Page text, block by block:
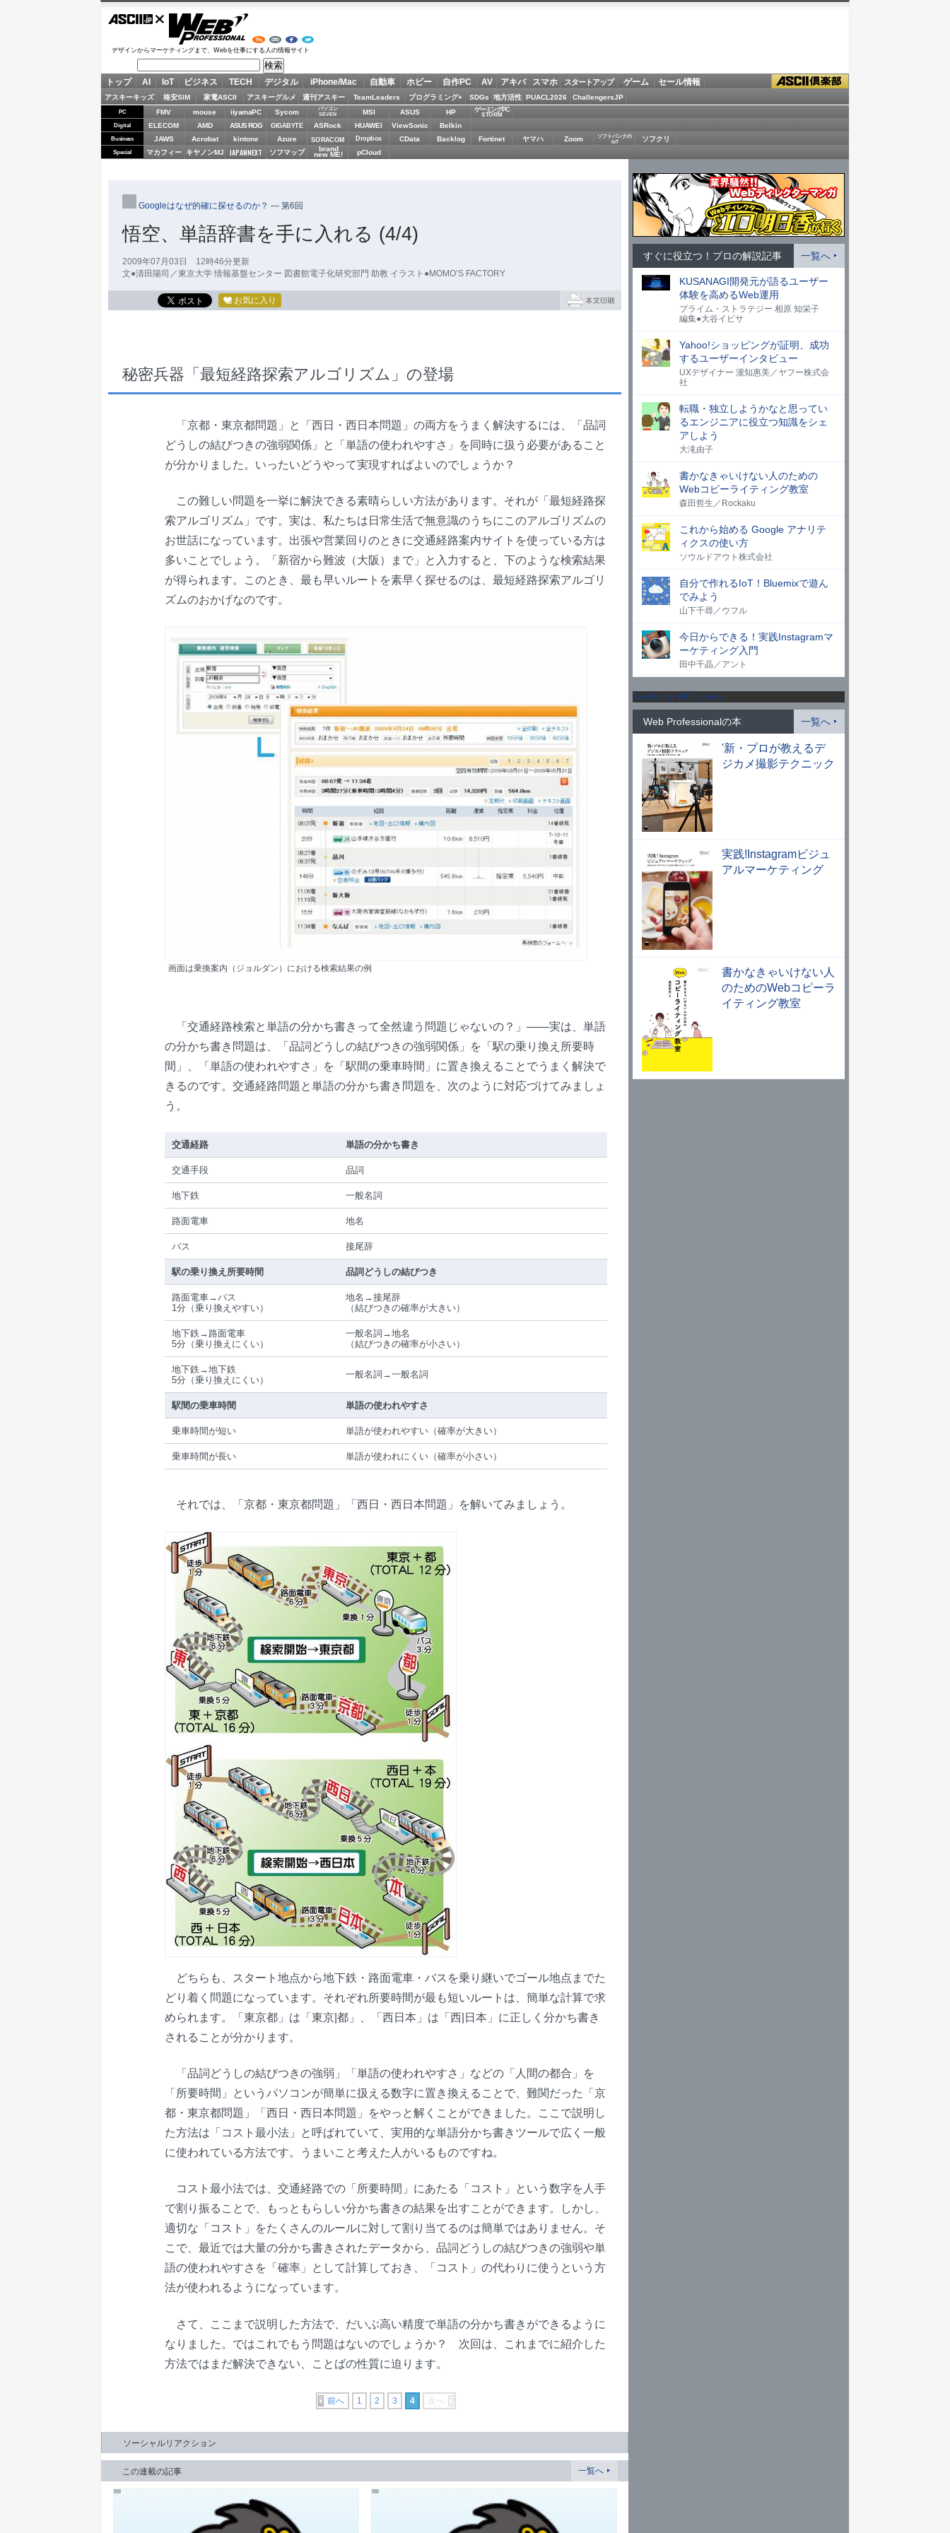
Web Professional
デザインからマーケティングまで、Webを仕事にする人の情報サイト
トップ AI IoT ビジネス TECH デジタル iPhone/Mac 自動車 ホビー 自作PC AV アキバ スマホ スタートアップ ゲーム セール情報
アスキーキッズ 格安SIM 家電ASCII アスキーグルメ 週刊アスキー TeamLeaders プログラミング+ SDGs 地方活性 PUACL2026 ChallengersJP
PC FMV mouse iiyamaPC Sycom
パソコン
SEVEN
MSI ASUS HP ゲーミングPC
STORM
Digital ELECOM AMD ASUS ROG GIGABYTE ASRock HUAWEI ViewSonic Belkin
Business JAWS Acrobat kintone Azure SORACOM Dropbox CData Backlog Fortinet ヤマハ Zoom
ソフトバンクの
IoT
ソフクリ
Special マカフィー キヤノンMJ JAPANNEXT ソフマップ brand
new ME! pCloud
Googleはなぜ的確に探せるのか？ ― 第6回
悟空、単語辞書を手に入れる (4/4)
2009年07月03日 12時46分更新
文●清田陽司／東京大学 情報基盤センター 図書館電子化研究部門 助教 イラスト●MOMO’S FACTORY
お気に入り
秘密兵器「最短経路探索アルゴリズム」の登場
「京都・東京都問題」と「西日・西日本問題」の両方をうまく解決するには、「品詞
どうしの結びつきの強弱関係」と「単語の使われやすさ」を同時に扱う必要があること
が分かりました。いったいどうやって実現すればよいのでしょうか？
この難しい問題を一挙に解決できる素晴らしい方法があります。それが「最短経路探
索アルゴリズム」です。実は、私たちは日常生活で無意識のうちにこのアルゴリズムの
お世話になっています。出張や営業回りのときに交通経路案内サイトを使っている方は
多いことでしょう。「新宿から難波（大阪）まで」と入力すると、下のような検索結果
が得られます。このとき、最も早いルートを素早く探せるのは、最短経路探索アルゴリ
ズムのおかげなのです。
画面は乗換案内（ジョルダン）における検索結果の例
「交通経路検索と単語の分かち書きって全然違う問題じゃないの？」――実は、単語
の分かち書き問題は、「品詞どうしの結びつきの強弱関係」を「駅の乗り換え所要時
間」、「単語の使われやすさ」を「駅間の乗車時間」に置き換えることでうまく解決で
きるのです。交通経路問題と単語の分かち書き問題を、次のように対応づけてみましょ
う。
交通経路 単語の分かち書き
交通手段 品詞
地下鉄 一般名詞
路面電車 地名
バス 接尾辞
駅の乗り換え所要時間 品詞どうしの結びつき
路面電車→バス
1分（乗り換えやすい）
地名→接尾辞
（結びつきの確率が大きい）
地下鉄→路面電車
5分（乗り換えにくい）
一般名詞→地名
（結びつきの確率が小さい）
地下鉄→地下鉄
5分（乗り換えにくい）
一般名詞→一般名詞
駅間の乗車時間 単語の使われやすさ
乗車時間が短い 単語が使われやすい（確率が大きい）
乗車時間が長い 単語が使われにくい（確率が小さい）
それでは、「京都・東京都問題」「西日・西日本問題」を解いてみましょう。
どちらも、スタート地点から地下鉄・路面電車・バスを乗り継いでゴール地点までた
どり着く問題になっています。それぞれ所要時間が最も短いルートは、簡単な計算で求
められます。「東京都」は「東京|都」、「西日本」は「西|日本」に正しく分かち書き
されることが分かります。
「品詞どうしの結びつきの強弱」「単語の使われやすさ」などの「人間の都合」を
「所要時間」というパソコンが簡単に扱える数字に置き換えることで、難関だった「京
都・東京都問題」「西日・西日本問題」をやっと解くことができました。ここで説明し
た方法は「コスト最小法」と呼ばれていて、実用的な単語分かち書きツールで広く一般
に使われている方法です。うまいこと考えた人がいるものですね。
コスト最小法では、交通経路での「所要時間」にあたる「コスト」という数字を人手
で割り振ることで、もっともらしい分かち書きの結果を出すことができます。しかし、
適切な「コスト」をたくさんのルールに対して割り当てるのは簡単ではありません。そ
こで、最近では大量の分かち書きされたデータから、品詞どうしの結びつきの強弱や単
語の使われやすさを「確率」として計算しておき、「コスト」の代わりに使うという方
法が使われるようになっています。
さて、ここまで説明した方法で、だいぶ高い精度で単語の分かち書きができるように
なりました。ではこれでもう問題はないのでしょうか？ 次回は、これまでに紹介した
方法ではまだ解決できない、ことばの性質に迫ります。
前へ 1 2 3 4 次へ
ソーシャルリアクション
この連載の記事 一覧へ
すぐに役立つ！プロの解説記事 一覧へ
KUSANAGI開発元が語るユーザー
体験を高めるWeb運用
プライム・ストラテジー 相原 知栄子
編集●大谷イビサ
Yahoo!ショッピングが証明、成功
するユーザーインタビュー
UXデザイナー 瀧知惠美／ヤフー株式会
社
転職・独立しようかなと思ってい
るエンジニアに役立つ知識をシェ
アしよう
大滝由子
書かなきゃいけない人のための
Webコピーライティング教室
森田哲生／Rockaku
これから始める Google アナリテ
ィクスの使い方
ソウルドアウト株式会社
自分で作れるIoT！Bluemixで遊ん
でみよう
山下千尋／ウフル
今日からできる！実践Instagramマ
ーケティング入門
田中千晶／アント
Tweets by WPJ_news
Web Professionalの本 一覧へ
'新・プロが教えるデ
ジカメ撮影テクニック
実践!Instagramビジュ
アルマーケティング
書かなきゃいけない人
のためのWebコピーラ
イティング教室